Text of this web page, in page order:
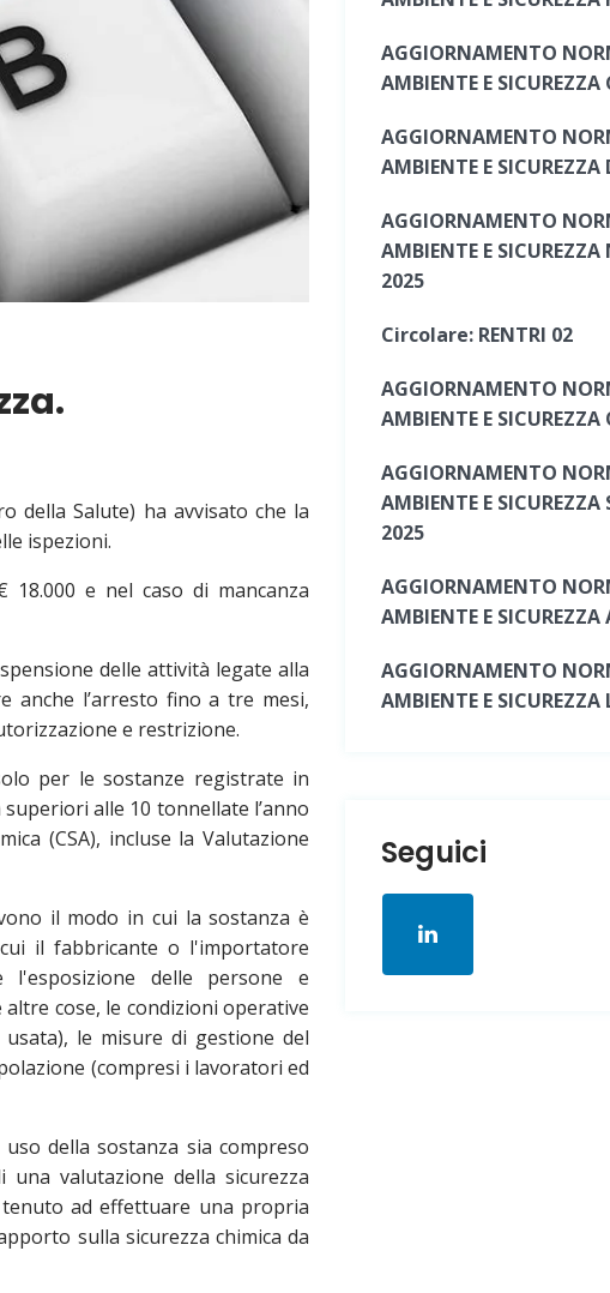
della Salute) ha avvisato che la
ispezioni.
e nel caso di mancanza
delle attività legate alla
anche l’arresto fino a tre mesi,
e restrizione.
per le sostanze registrate in
alle 10 tonnellate l’anno
(CSA), incluse la Valutazione
il modo in cui la sostanza è
il fabbricante o l'importatore
delle persone e
cose, le condizioni operative
le misure di gestione del
(compresi i lavoratori ed
della sostanza sia compreso
valutazione della sicurezza
tenuto ad effettuare una propria
sulla sicurezza chimica da
AGGIORNAMENTO
AMBIENTE E
AGGIORNAMENTO
AMBIENTE E SICUREZZA
AGGIORNAMENTO
AMBIENTE E SICUREZZA
2025
Circolare: RENTRI 02
AGGIORNAMENTO
AMBIENTE E
AGGIORNAMENTO
AMBIENTE E SICUREZZA
2025
AGGIORNAMENTO
AMBIENTE E
AGGIORNAMENTO
AMBIENTE E
Seguici